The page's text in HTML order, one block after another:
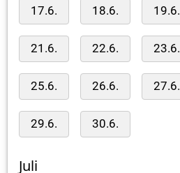
17.6. 18.6. 19.6.
21.6. 22.6. 23.6.
25.6. 26.6. 27.6.
29.6. 30.6.
Juli